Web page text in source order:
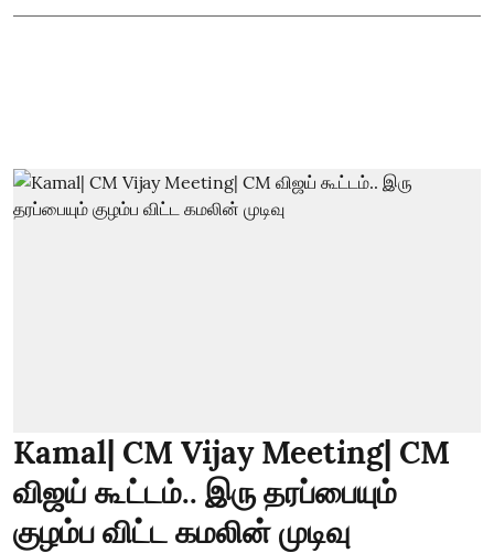
Kamal| CM Vijay Meeting| CM
விஜய் கூட்டம்.. இரு தரப்பையும்
குழம்ப விட்ட கமலின் முடிவு